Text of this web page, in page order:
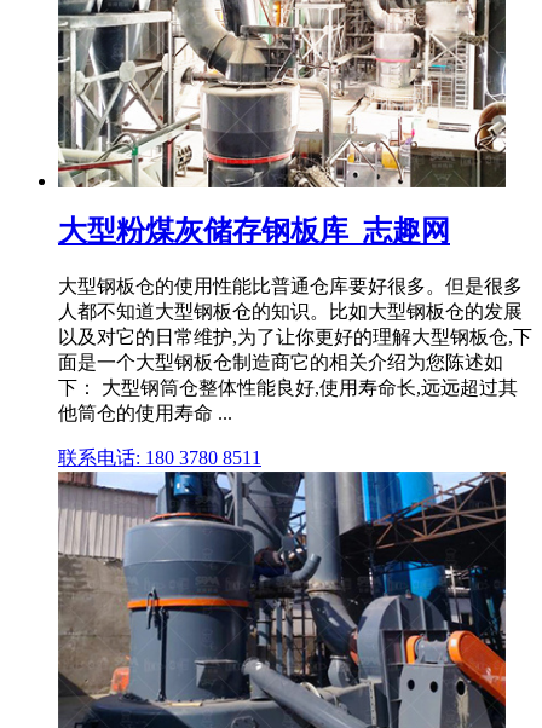
大型粉煤灰储存钢板库_志趣网
大型钢板仓的使用性能比普通仓库要好很多。但是很多
人都不知道大型钢板仓的知识。比如大型钢板仓的发展
以及对它的日常维护,为了让你更好的理解大型钢板仓,下
面是一个大型钢板仓制造商它的相关介绍为您陈述如
下： 大型钢筒仓整体性能良好,使用寿命长,远远超过其
他筒仓的使用寿命 ...
联系电话: 180 3780 8511